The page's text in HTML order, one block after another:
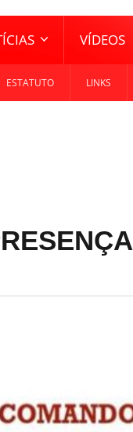
VÍDEOS
ESTATUTO LINKS